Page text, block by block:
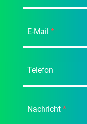
E-Mail *
Telefon
Nachricht *